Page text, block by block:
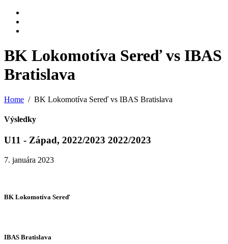
BK Lokomotíva Sereď vs IBAS
Bratislava
Home BK Lokomotíva Sereď vs IBAS Bratislava
Výsledky
U11 - Západ, 2022/2023 2022/2023
7. januára 2023
BK Lokomotíva Sereď
IBAS Bratislava